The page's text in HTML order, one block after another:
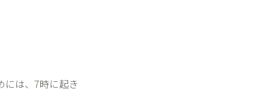
は、 7時に起き